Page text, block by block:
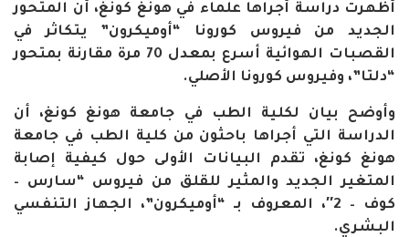
أظهرت دراسة أجراها علماء في هونغ كونغ، أن المتحور
الجديد من فيروس كورونا “أوميكرون” يتكاثر في
القصبات الهوائية أسرع بمعدل 70 مرة مقارنة بمتحور
“دلتا”، وفيروس كورونا الأصلي.
وأوضح بيان لكلية الطب في جامعة هونغ كونغ، أن
الدراسة التي أجراها باحثون من كلية الطب في جامعة
هونغ كونغ، تقدم البيانات الأولى حول كيفية إصابة
المتغير الجديد والمثير للقلق من فيروس “سارس –
كوف – 2″، المعروف بـ “أوميكرون”، الجهاز التنفسي
البشري.